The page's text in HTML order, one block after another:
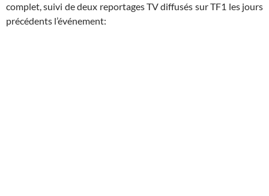
complet, suivi de deux reportages TV diffusés sur TF1 les jours
précédents l’événement: